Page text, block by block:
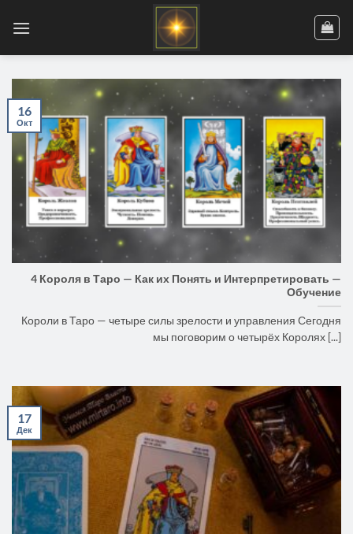
4 Короля в Таро — Как их Понять и Интерпретировать —
Обучение
Короли в Таро — четыре силы зрелости и управления Сегодня
мы поговорим о четырёх Королях [...]
16
Окт
17
Дек